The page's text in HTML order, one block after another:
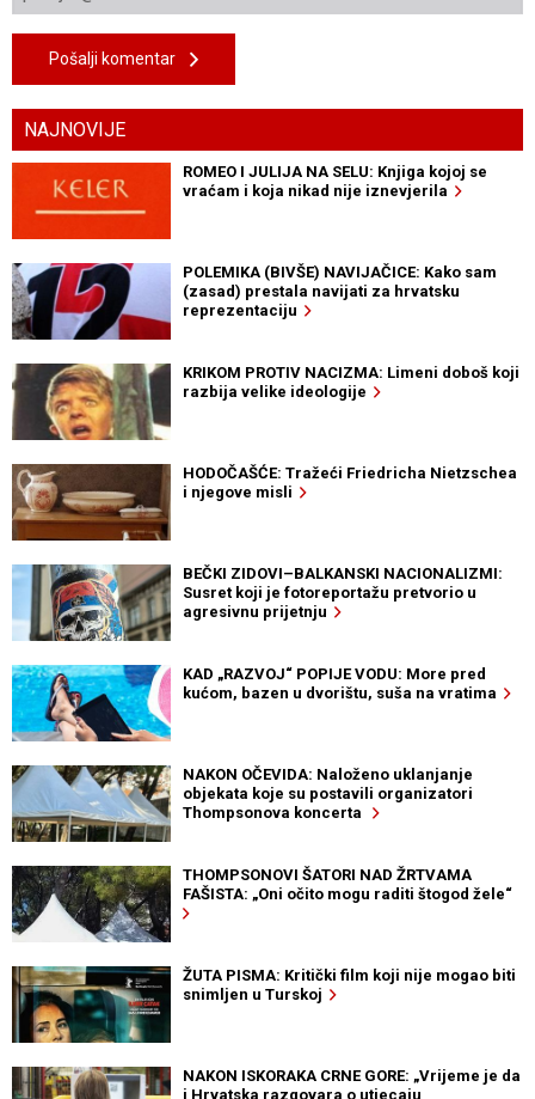
Pošalji komentar
NAJNOVIJE
ROMEO I JULIJA NA SELU: Knjiga kojoj se
vraćam i koja nikad nije iznevjerila
POLEMIKA (BIVŠE) NAVIJAČICE: Kako sam
(zasad) prestala navijati za hrvatsku
reprezentaciju
KRIKOM PROTIV NACIZMA: Limeni doboš koji
razbija velike ideologije
HODOČAŠĆE: Tražeći Friedricha Nietzschea
i njegove misli
BEČKI ZIDOVI–BALKANSKI NACIONALIZMI:
Susret koji je fotoreportažu pretvorio u
agresivnu prijetnju
KAD „RAZVOJ“ POPIJE VODU: More pred
kućom, bazen u dvorištu, suša na vratima
NAKON OČEVIDA: Naloženo uklanjanje
objekata koje su postavili organizatori
Thompsonova koncerta
THOMPSONOVI ŠATORI NAD ŽRTVAMA
FAŠISTA: „Oni očito mogu raditi štogod žele“
ŽUTA PISMA: Kritički film koji nije mogao biti
snimljen u Turskoj
NAKON ISKORAKA CRNE GORE: „Vrijeme je da
i Hrvatska razgovara o utjecaju